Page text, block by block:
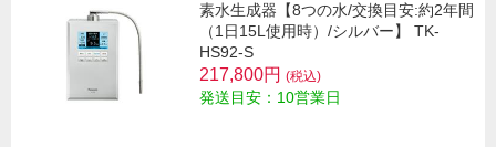
素水生成器【8つの水/交換目安:約2年間
（1日15L使用時）/シルバー】 TK-
HS92-S
217,800円 (税込)
発送目安：10営業日